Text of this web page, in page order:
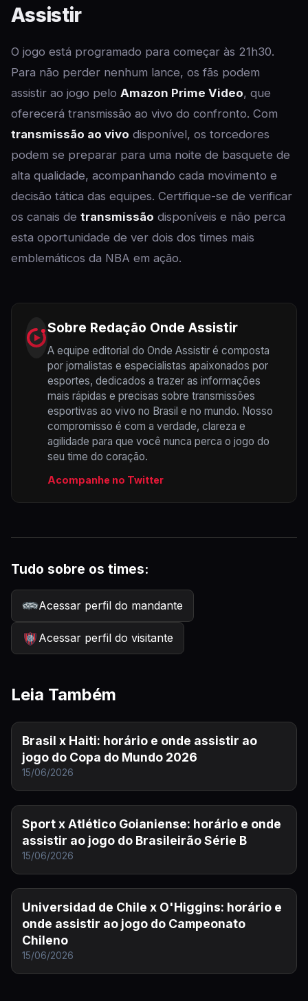
Assistir
O jogo está programado para começar às 21h30.
Para não perder nenhum lance, os fãs podem
assistir ao jogo pelo Amazon Prime Video, que
oferecerá transmissão ao vivo do confronto. Com
transmissão ao vivo disponível, os torcedores
podem se preparar para uma noite de basquete de
alta qualidade, acompanhando cada movimento e
decisão tática das equipes. Certifique-se de verificar
os canais de transmissão disponíveis e não perca
esta oportunidade de ver dois dos times mais
emblemáticos da NBA em ação.
Sobre Redação Onde Assistir
A equipe editorial do Onde Assistir é composta
por jornalistas e especialistas apaixonados por
esportes, dedicados a trazer as informações
mais rápidas e precisas sobre transmissões
esportivas ao vivo no Brasil e no mundo. Nosso
compromisso é com a verdade, clareza e
agilidade para que você nunca perca o jogo do
seu time do coração.
Acompanhe no Twitter
Tudo sobre os times:
Acessar perfil do mandante
Acessar perfil do visitante
Leia Também
Brasil x Haiti: horário e onde assistir ao
jogo do Copa do Mundo 2026
15/06/2026
Sport x Atlético Goianiense: horário e onde
assistir ao jogo do Brasileirão Série B
15/06/2026
Universidad de Chile x O'Higgins: horário e
onde assistir ao jogo do Campeonato
Chileno
15/06/2026